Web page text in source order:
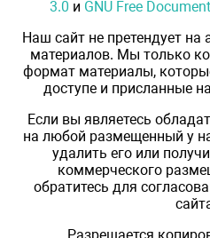
3.0 и GNU Free
Наш сайт не претендует
материалов. Мы только
формат материалы,
доступе и присланные
Если вы являетесь
на любой размещенный у
удалить его или
коммерческого
обратитесь для